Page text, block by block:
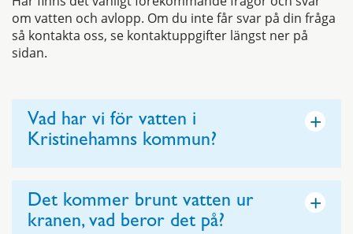
om vatten och avlopp. Om du inte får svar på din fråga
så kontakta oss, se kontaktuppgifter längst ner på
sidan.
Vad har vi för vatten i
Kristinehamns kommun?
+
Det kommer brunt vatten ur
kranen, vad beror det på?
+